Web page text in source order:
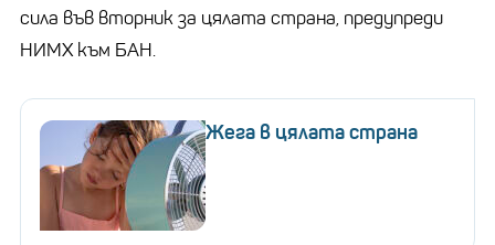
сила във вторник за цялата страна, предупреди
НИМХ към БАН.
Жега в цялата страна